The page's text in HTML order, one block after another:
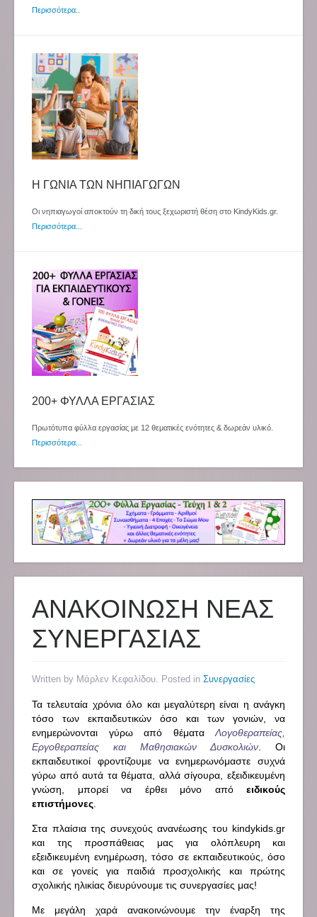
Περισσότερα
Η ΓΩΝΙΑ ΤΩΝ ΝΗΠΙΑΓΩΓΩΝ
Οι νηπιαγωγοί αποκτούν τη δική τους ξεχωριστή θέση στο KindyKids.gr.
Περισσότερα...
200+ ΦΥΛΛΑ ΕΡΓΑΣΙΑΣ
Πρωτότυπα φύλλα εργασίας με 12 θεματικές ενότητες & δωρεάν υλικό.
Περισσότερα...
ΑΝΑΚΟΙΝΩΣΗ ΝΕΑΣ
ΣΥΝΕΡΓΑΣΙΑΣ
Written by Μάρλεν Κεφαλίδου. Posted in Συνεργασίες
Τα τελευταία χρόνια όλο και μεγαλύτερη είναι η ανάγκη
τόσο των εκπαιδευτικών όσο και των γονιών, να
ενημερώνονται γύρω από θέματαΛογοθεραπείας,
Εργοθεραπείας και Μαθησιακών Δυσκολιών. Οι
εκπαιδευτικοί φροντίζουμε να ενημερωνόμαστε συχνά
γύρω από αυτά τα θέματα, αλλά σίγουρα, εξειδικευμένη
γνώση, μπορεί να έρθει μόνο από ειδικούς
επιστήμονες.
Στα πλαίσια της συνεχούς ανανέωσης του kindykids.gr
και της προσπάθειας μας για ολόπλευρη και
εξειδικευμένη ενημέρωση, τόσο σε εκπαιδευτικούς, όσο
και σε γονείς για παιδιά προσχολικής και πρώτης
σχολικής ηλικίας διευρύνουμε τις συνεργασίες μας!
Με μεγάλη χαρά ανακοινώνουμε την έναρξη της